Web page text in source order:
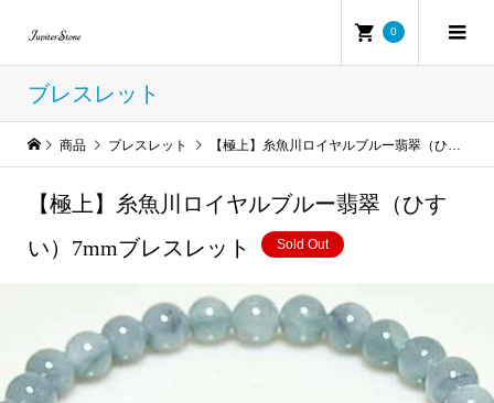
0
ブレスレット
商品 ブレスレット 【極上】糸魚川ロイヤルブルー翡翠（ひすい）7mmブレスレット
【極上】糸魚川ロイヤルブルー翡翠（ひす
い）7mmブレスレット
Sold Out